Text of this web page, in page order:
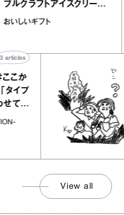
ブルクラフトアイスクリ
｜真野知子の「おいしい
おいしいギフト
View all